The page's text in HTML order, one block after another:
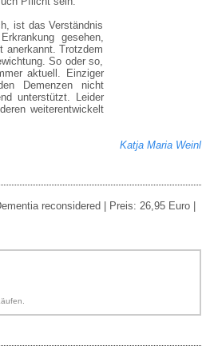
ist das Verständnis
gesehen,
anerkannt. Trotzdem
So oder so,
aktuell. Einziger
Demenzen nicht
unterstützt. Leider
weiterentwickelt
Katja Maria Weinl
reconsidered | Preis: 26,95 Euro |